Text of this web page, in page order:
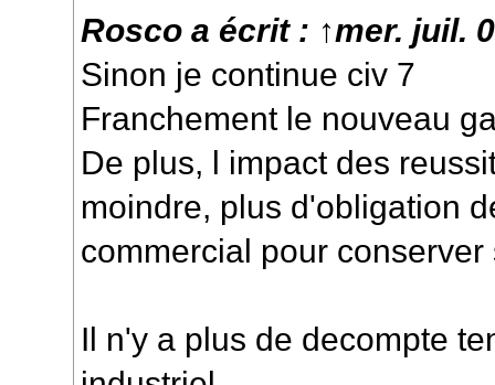
Rosco a écrit : ↑mer. juil.
Sinon je continue civ 7
Franchement le nouveau
De plus, l impact des
moindre, plus d'obligation
commercial pour
Il n'y a plus de decompte